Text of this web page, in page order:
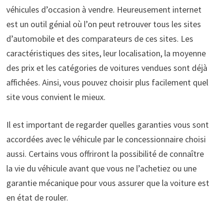
véhicules d’occasion à vendre. Heureusement internet
est un outil génial où l’on peut retrouver tous les sites
d’automobile et des comparateurs de ces sites. Les
caractéristiques des sites, leur localisation, la moyenne
des prix et les catégories de voitures vendues sont déjà
affichées. Ainsi, vous pouvez choisir plus facilement quel
site vous convient le mieux.
Il est important de regarder quelles garanties vous sont
accordées avec le véhicule par le concessionnaire choisi
aussi. Certains vous offriront la possibilité de connaître
la vie du véhicule avant que vous ne l’achetiez ou une
garantie mécanique pour vous assurer que la voiture est
en état de rouler.